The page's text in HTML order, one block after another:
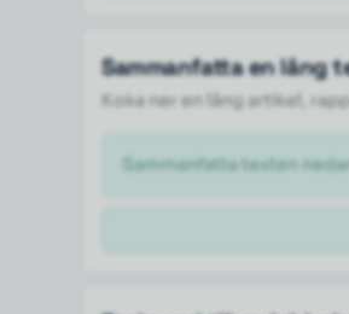
Sammanfatta en lång
Koka ner en lång artikel,
Sammanfatta texten